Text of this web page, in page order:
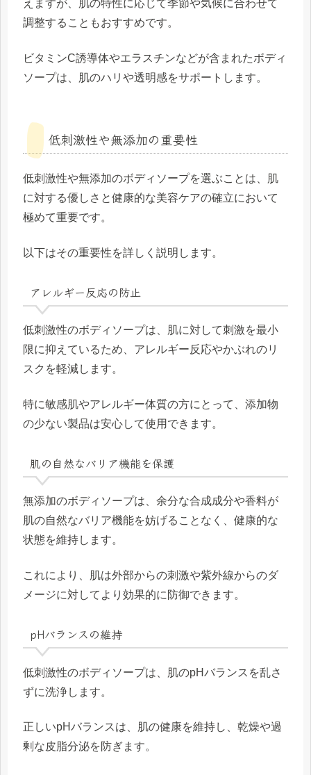
えますが、肌の特性に応じて季節や気候に合わせて
調整することもおすすめです。
ビタミンC誘導体やエラスチンなどが含まれたボディ
ソープは、肌のハリや透明感をサポートします。
低刺激性や無添加の重要性
低刺激性や無添加のボディソープを選ぶことは、肌
に対する優しさと健康的な美容ケアの確立において
極めて重要です。
以下はその重要性を詳しく説明します。
アレルギー反応の防止
低刺激性のボディソープは、肌に対して刺激を最小
限に抑えているため、アレルギー反応やかぶれのリ
スクを軽減します。
特に敏感肌やアレルギー体質の方にとって、添加物
の少ない製品は安心して使用できます。
肌の自然なバリア機能を保護
無添加のボディソープは、余分な合成成分や香料が
肌の自然なバリア機能を妨げることなく、健康的な
状態を維持します。
これにより、肌は外部からの刺激や紫外線からのダ
メージに対してより効果的に防御できます。
pHバランスの維持
低刺激性のボディソープは、肌のpHバランスを乱さ
ずに洗浄します。
正しいpHバランスは、肌の健康を維持し、乾燥や過
剰な皮脂分泌を防ぎます。